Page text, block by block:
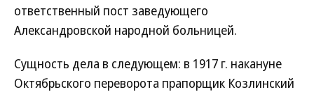
ответственный пост заведующего
Александровской народной больницей.
Сущность дела в следующем: в 1917 г. накануне
Октябрьского переворота прапорщик Козлинский